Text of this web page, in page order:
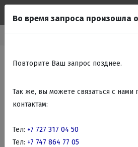
Во время запроса произошла
Повторите Ваш запрос позднее.
Так же, вы можете связаться с
контактам:
Тел: +7 727 317 04 50
Тел: +7 747 864 77 05